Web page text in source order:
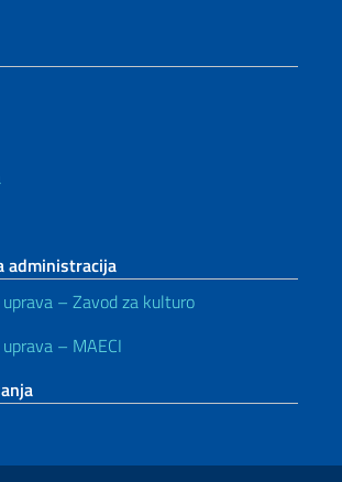
administracija
– Zavod za kulturo
– MAECI